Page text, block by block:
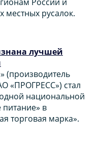
местных русалок.
лучшей
(производитель
«ПРОГРЕСС») стал
национальной
в
торговая марка».